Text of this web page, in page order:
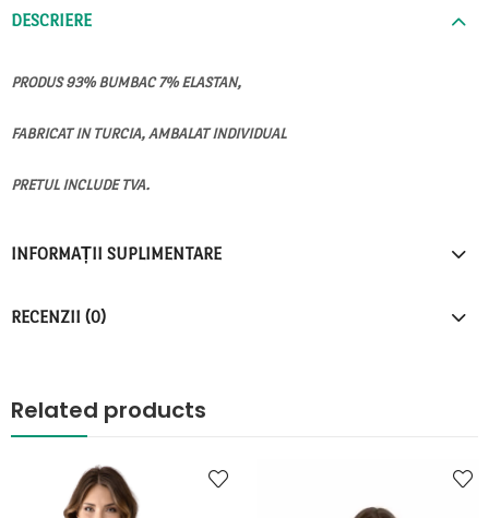
DESCRIERE
PRODUS 93% BUMBAC 7% ELASTAN,
FABRICAT IN TURCIA, AMBALAT INDIVIDUAL
PRETUL INCLUDE TVA.
INFORMAȚII SUPLIMENTARE
RECENZII (0)
Related products